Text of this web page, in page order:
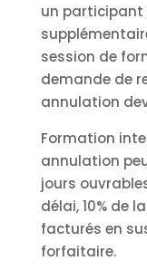
un
session de
demande de
annulation
Formation
annulation
jours
délai, 10% de
facturés en
forfaitaire.